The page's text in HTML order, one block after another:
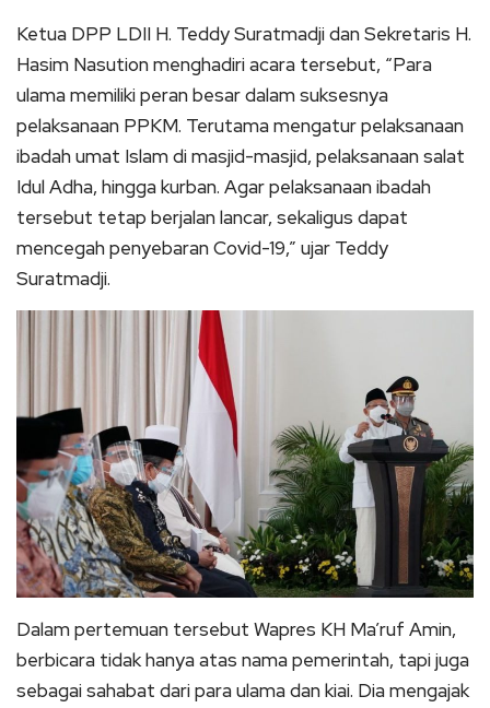
Ketua DPP LDII H. Teddy Suratmadji dan Sekretaris H.
Hasim Nasution menghadiri acara tersebut, “Para
ulama memiliki peran besar dalam suksesnya
pelaksanaan PPKM. Terutama mengatur pelaksanaan
ibadah umat Islam di masjid-masjid, pelaksanaan salat
Idul Adha, hingga kurban. Agar pelaksanaan ibadah
tersebut tetap berjalan lancar, sekaligus dapat
mencegah penyebaran Covid-19,” ujar Teddy
Suratmadji.
Dalam pertemuan tersebut Wapres KH Ma’ruf Amin,
berbicara tidak hanya atas nama pemerintah, tapi juga
sebagai sahabat dari para ulama dan kiai. Dia mengajak